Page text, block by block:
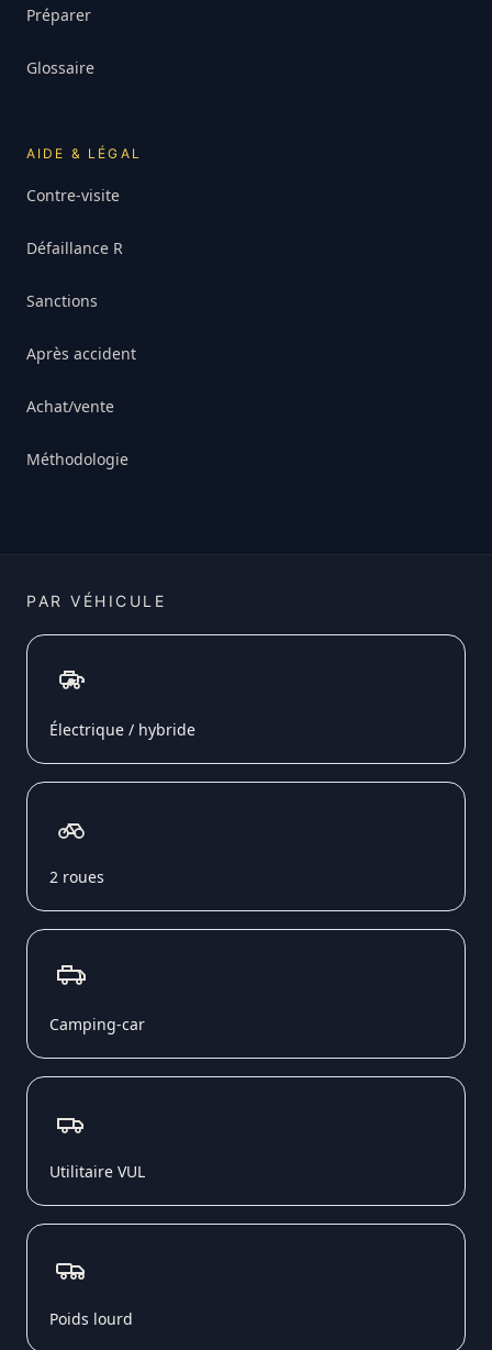
Préparer
Glossaire
AIDE & LÉGAL
Contre-visite
Défaillance R
Sanctions
Après accident
Achat/vente
Méthodologie
PAR VÉHICULE
Électrique / hybride
2 roues
Camping-car
Utilitaire VUL
Poids lourd